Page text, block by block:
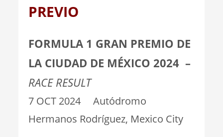
PREVIO
FORMULA 1 GRAN PREMIO DE
LA CIUDAD DE MÉXICO 2024 –
RACE RESULT
7 OCT 2024 Autódromo
Hermanos Rodríguez, Mexico City